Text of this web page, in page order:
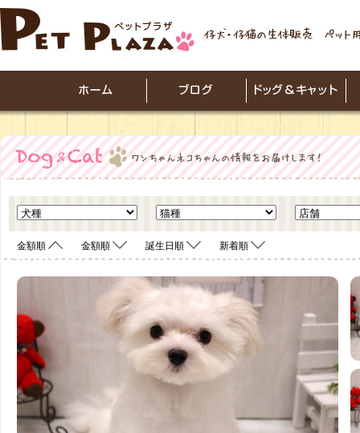
金額順 金額順 誕生日順 新着順
<